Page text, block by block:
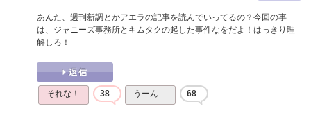
あんた、週刊新調とかアエラの記事を読んでいってるの？今回の事
は、ジャニーズ事務所とキムタクの起した事件なをだよ！はっきり理
解しろ！
それな！ 38 うーん… 68